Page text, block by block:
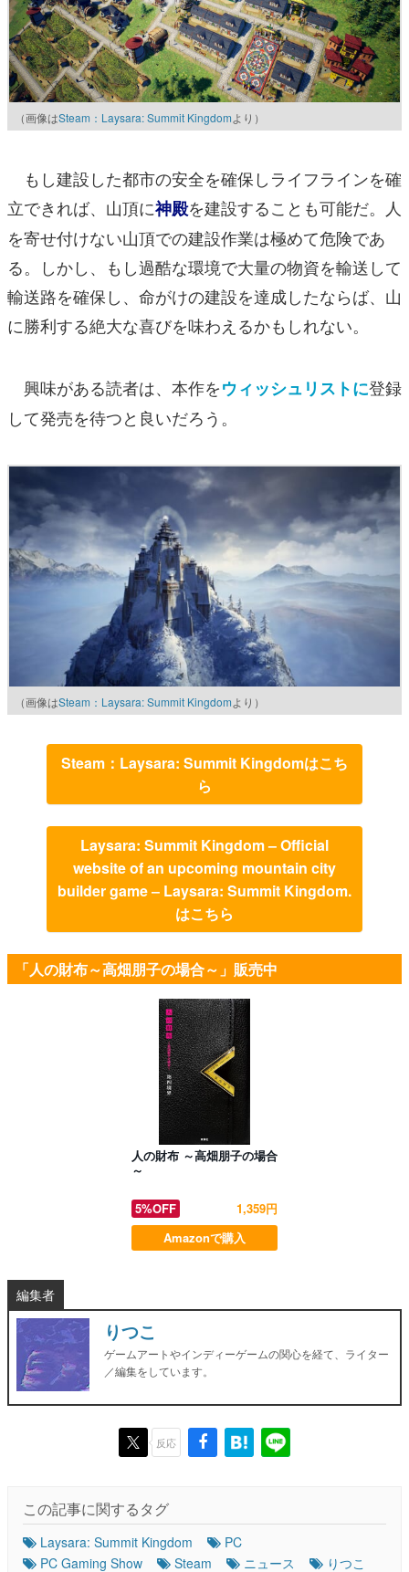
（画像はSteam：Laysara: Summit Kingdomより）
もし建設した都市の安全を確保しライフラインを確
立できれば、山頂に神殿を建設することも可能だ。人
を寄せ付けない山頂での建設作業は極めて危険であ
る。しかし、もし過酷な環境で大量の物資を輸送して
輸送路を確保し、命がけの建設を達成したならば、山
に勝利する絶大な喜びを味わえるかもしれない。
興味がある読者は、本作をウィッシュリストに登録
して発売を待つと良いだろう。
（画像はSteam：Laysara: Summit Kingdomより）
Steam：Laysara: Summit Kingdomはこち
ら
Laysara: Summit Kingdom – Official
website of an upcoming mountain city
builder game ‒ Laysara: Summit Kingdom.
はこちら
「人の財布～高畑朋子の場合～」販売中
人の財布 ～高畑朋子の場合
～
5%OFF
1,359円
Amazonで購入
編集者
りつこ
ゲームアートやインディーゲームの関心を経て、ライター
／編集をしています。
反応
この記事に関するタグ
Laysara: Summit Kingdom
PC
PC Gaming Show
Steam ニュース りつこ